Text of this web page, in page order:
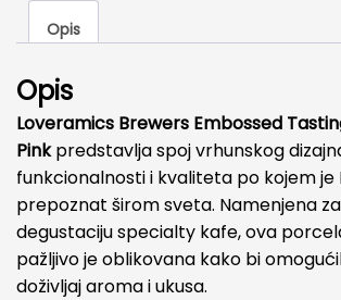
Opis
Opis
Loveramics Brewers Embossed
Pinkpredstavlja spoj vrhunskog
funkcionalnosti i kvaliteta po kojem je
prepoznat širom sveta. Namenjena
degustaciju specialty kafe, ova
pažljivo je oblikovana kako bi
doživljaj aroma i ukusa.